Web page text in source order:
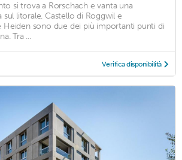
si trova a Rorschach e vanta una
sul litorale. Castello di Roggwil e
Heiden sono due dei più importanti punti di
Tra ...
Verifica disponibilità